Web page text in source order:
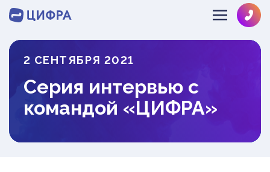
О КОМПАНИИ
ЛИЦЕНЗИИ
КОМАНДА
НАПРАВЛЕНИЯ
ГИДРОГАЗОДИНАМИКА
ОТРАСЛИ
SOLVE@MULTIPHYSICS.RU
+78126484286
2 СЕНТЯБРЯ 2021
Серия интервью с
командой «ЦИФРА»